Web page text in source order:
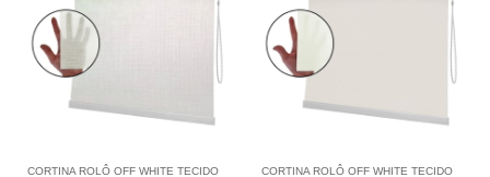
CORTINA ROLÔ OFF WHITE TECIDO
CORTINA ROLÔ OFF WHITE TECIDO